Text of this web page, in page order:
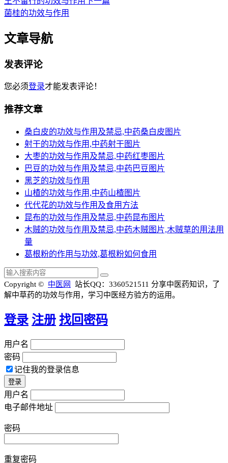
菌桂的功效与作用
文章导航
发表评论
您必须登录才能发表评论！
推荐文章
桑白皮的功效与作用及禁忌,中药桑白皮图片
射干的功效与作用,中药射干图片
大枣的功效与作用及禁忌,中药红枣图片
巴豆的功效与作用及禁忌,中药巴豆图片
黑芝的功效与作用
山楂的功效与作用,中药山楂图片
代代花的功效与作用及食用方法
昆布的功效与作用及禁忌,中药昆布图片
木贼的功效与作用及禁忌,中药木贼图片,木贼草的用法用
量
葛根粉的作用与功效,葛根粉如何食用
Copyright © 中医网 站长QQ：3360521511 分享中医药知识，了
解中草药的功效与作用，学习中医经方验方的运用。
登录 注册 找回密码
用户名
密码
记住我的登录信息
用户名
电子邮件地址
密码
重复密码